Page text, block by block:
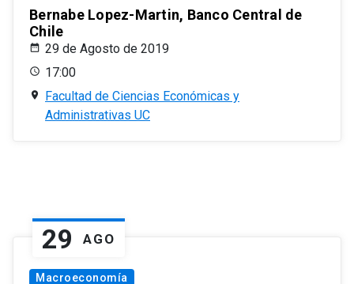
Bernabe Lopez-Martin, Banco Central de
Chile
29 de Agosto de 2019
17:00
Facultad de Ciencias Económicas y
Administrativas UC
29 AGO
Macroeconomía